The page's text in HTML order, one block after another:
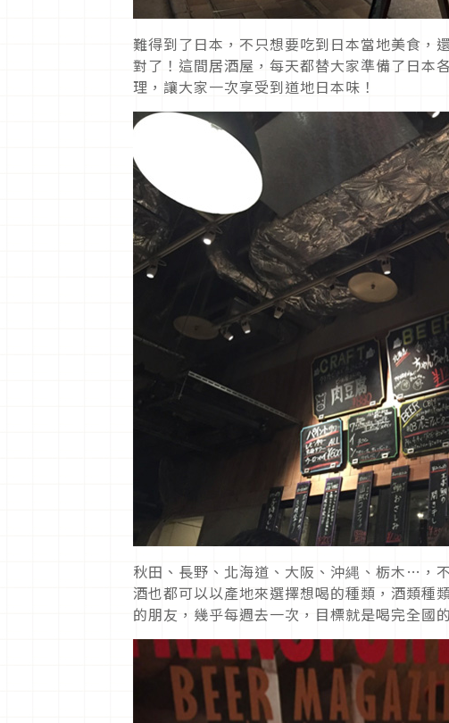
難得到了日本，不只想要吃到日本當地美食，
對了！這間居酒屋，每天都替大家準備了日本
理，讓大家一次享受到道地日本味！
秋田、長野、北海道、大阪、沖縄、栃木…，
酒也都可以以產地來選擇想喝的種類，酒類種
的朋友，幾乎每週去一次，目標就是喝完全國